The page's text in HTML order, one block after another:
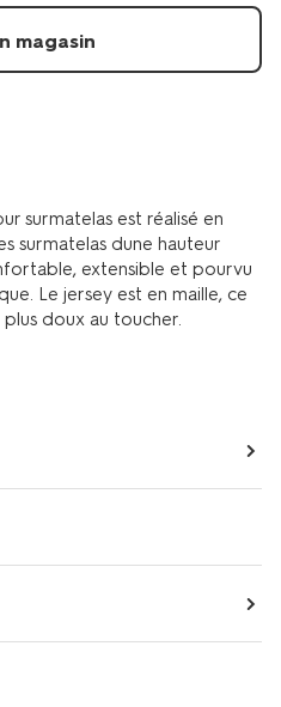
magasin
surmatelas est réalisé en
surmatelas dune hauteur
extensible et pourvu
Le jersey est en maille, ce
doux au toucher.